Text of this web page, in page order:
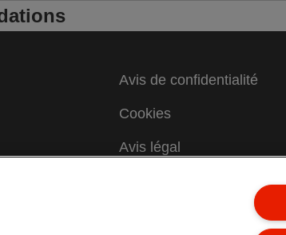
Avis de confidentialité
Cookies
Avis légal